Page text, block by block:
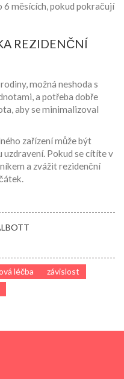
měsících, pokud pokračují
REZIDENČNÍ
možná neshoda s
a potřeba dobře
aby se minimalizoval
zařízení může být
Pokud se cítíte v
a zvážit rezidenční
léčba
závislost